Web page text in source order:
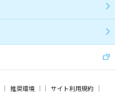
推奨環境 サイト利用規約